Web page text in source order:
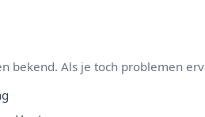
bekend. Als je toch problemen